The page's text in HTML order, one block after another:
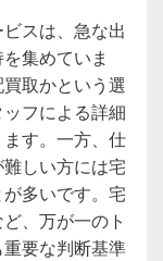
スは、急な出
集めていま
取かという選
フによる詳細
す。一方、仕
しい方には宅
多いです。宅
、万が一のト
要な判断基準